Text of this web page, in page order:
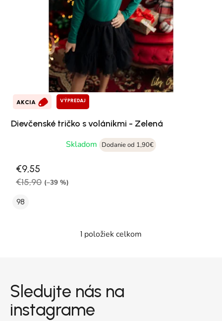
AKCIA VÝPREDAJ
Dievčenské tričko s volánikmi - Zelená
Skladom
Dodanie od 1,90€
€9,55
€15,90 (–39 %)
98
Ovládacie prvky výpisu
1 položiek celkom
Sledujte nás na
instagrame